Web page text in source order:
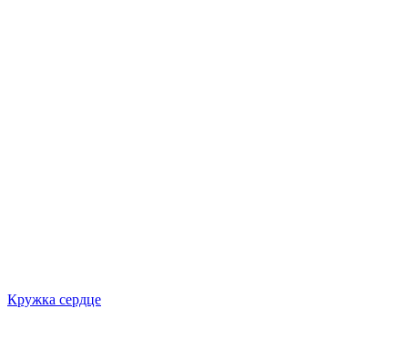
Кружка сердце